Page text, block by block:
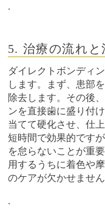
.
5. 治療の流れと
ダイレクトボンディ
します。まず、患部
除去します。その後
ンを直接歯に盛り付
当てて硬化させ、仕
短時間で効果的です
を怠らないことが重
用するうちに着色や
のケアが欠かせません
.